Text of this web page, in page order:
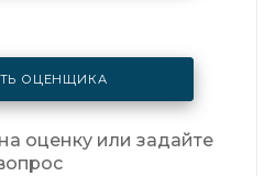
ОЦЕНЩИКА
оценку или задайте